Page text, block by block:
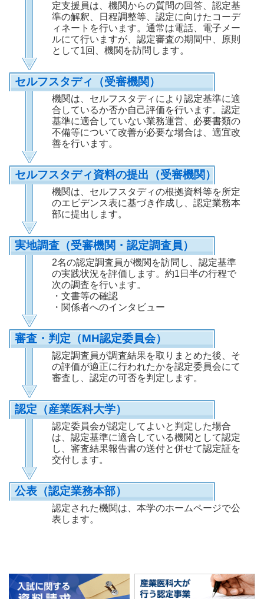
定支援員は、機関からの質問の回答、認定基
準の解釈、日程調整等、認定に向けたコーデ
ィネートを行います。通常は電話、電子メー
ルにて行いますが、認定審査の期間中、原則
として1回、機関を訪問します。
セルフスタディ（受審機関）
機関は、セルフスタディにより認定基準に適
合しているか否か自己評価を行います。認定
基準に適合していない業務運営、必要書類の
不備等について改善が必要な場合は、適宜改
善を行います。
セルフスタディ資料の提出（受審機関）
機関は、セルフスタディの根拠資料等を所定
のエビデンス表に基づき作成し、認定業務本
部に提出します。
実地調査（受審機関・認定調査員）
2名の認定調査員が機関を訪問し、認定基準
の実践状況を評価します。約1日半の行程で
次の調査を行います。
・文書等の確認
・関係者へのインタビュー
審査・判定（MH認定委員会）
認定調査員が調査結果を取りまとめた後、そ
の評価が適正に行われたかを認定委員会にて
審査し、認定の可否を判定します。
認定（産業医科大学）
認定委員会が認定してよいと判定した場合
は、認定基準に適合している機関として認定
し、審査結果報告書の送付と併せて認定証を
交付します。
公表（認定業務本部）
認定された機関は、本学のホームページで公
表します。